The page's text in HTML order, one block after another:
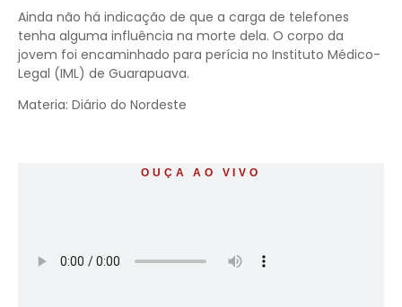
Ainda não há indicação de que a carga de telefones
tenha alguma influência na morte dela. O corpo da
jovem foi encaminhado para perícia no Instituto Médico-
Legal (IML) de Guarapuava.
Materia: Diário do Nordeste
OUÇA AO VIVO